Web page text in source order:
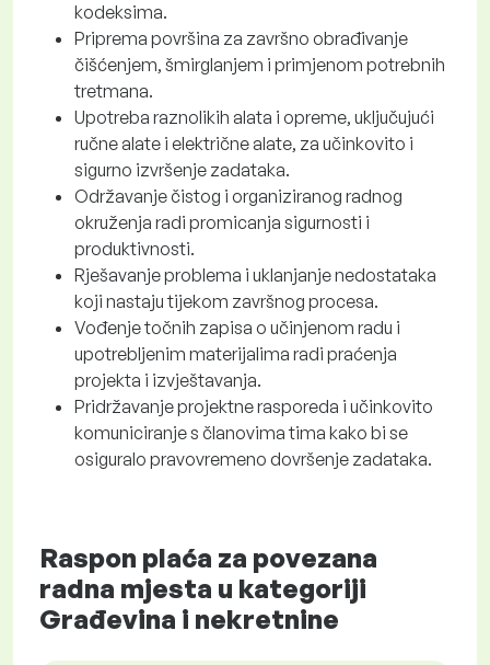
kodeksima.
Priprema površina za završno obrađivanje
čišćenjem, šmirglanjem i primjenom potrebnih
tretmana.
Upotreba raznolikih alata i opreme, uključujući
ručne alate i električne alate, za učinkovito i
sigurno izvršenje zadataka.
Održavanje čistog i organiziranog radnog
okruženja radi promicanja sigurnosti i
produktivnosti.
Rješavanje problema i uklanjanje nedostataka
koji nastaju tijekom završnog procesa.
Vođenje točnih zapisa o učinjenom radu i
upotrebljenim materijalima radi praćenja
projekta i izvještavanja.
Pridržavanje projektne rasporeda i učinkovito
komuniciranje s članovima tima kako bi se
osiguralo pravovremeno dovršenje zadataka.
Raspon plaća za povezana
radna mjesta u kategoriji
Građevina i nekretnine